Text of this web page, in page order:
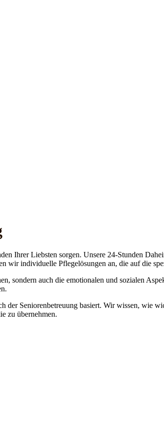
Ihrer Liebsten sorgen. Unsere 24-Stunden
wir individuelle Pflegelösungen an, die auf die
sondern auch die emotionalen und sozialen
der Seniorenbetreuung basiert. Wir wissen, wie
zu übernehmen.